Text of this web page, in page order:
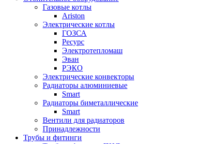
Газовые котлы
Ariston
Электрические котлы
ГОЗСА
Ресурс
Электротепломаш
Эван
РЭКО
Электрические конвекторы
Радиаторы алюминиевые
Smart
Радиаторы биметаллические
Smart
Вентили для радиаторов
Принадлежности
Трубы и фитинги